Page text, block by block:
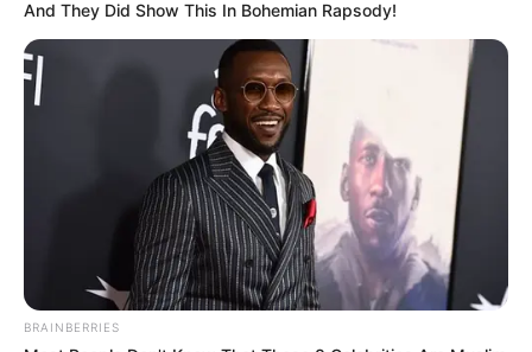
And They Did Show This In Bohemian Rapsody!
BRAINBERRIES